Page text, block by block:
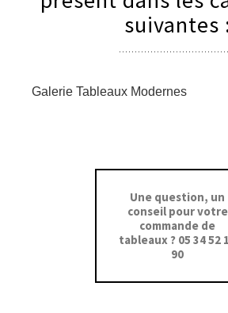
suivantes :
Galerie Tableaux Modernes
Une question, un
conseil pour votre
commande de
tableaux ? 05 34 52
90